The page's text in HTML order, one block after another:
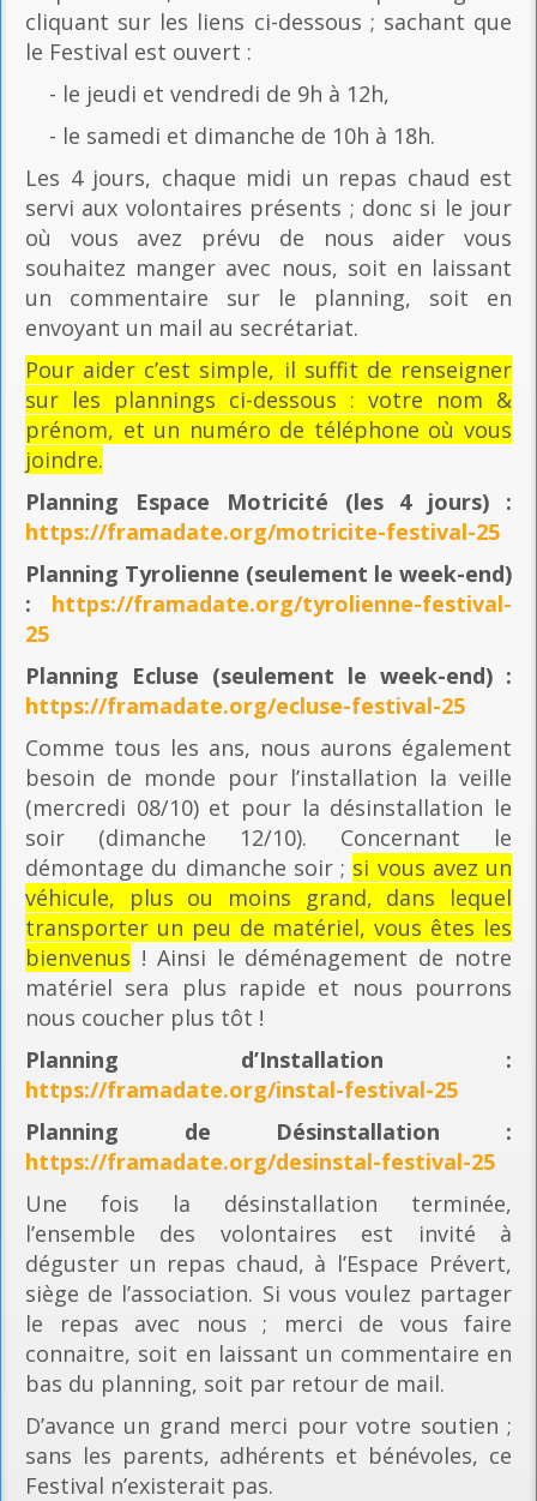
cliquant sur les liens ci-dessous ; sachant que
le Festival est ouvert :
- le jeudi et vendredi de 9h à 12h,
- le samedi et dimanche de 10h à 18h.
Les 4 jours, chaque midi un repas chaud est
servi aux volontaires présents ; donc si le jour
où vous avez prévu de nous aider vous
souhaitez manger avec nous, soit en laissant
un commentaire sur le planning, soit en
envoyant un mail au secrétariat.
Pour aider c’est simple, il suffit de renseigner
sur les plannings ci-dessous : votre nom &
prénom, et un numéro de téléphone où vous
joindre.
Planning Espace Motricité (les 4 jours) :
https://framadate.org/motricite-festival-25
Planning Tyrolienne (seulement le week-end)
: https://framadate.org/tyrolienne-festival-
25
Planning Ecluse (seulement le week-end) :
https://framadate.org/ecluse-festival-25
Comme tous les ans, nous aurons également
besoin de monde pour l’installation la veille
(mercredi 08/10) et pour la désinstallation le
soir (dimanche 12/10). Concernant le
démontage du dimanche soir ; si vous avez un
véhicule, plus ou moins grand, dans lequel
transporter un peu de matériel, vous êtes les
bienvenus ! Ainsi le déménagement de notre
matériel sera plus rapide et nous pourrons
nous coucher plus tôt !
Planning d’Installation :
https://framadate.org/instal-festival-25
Planning de Désinstallation :
https://framadate.org/desinstal-festival-25
Une fois la désinstallation terminée,
l’ensemble des volontaires est invité à
déguster un repas chaud, à l’Espace Prévert,
siège de l’association. Si vous voulez partager
le repas avec nous ; merci de vous faire
connaitre, soit en laissant un commentaire en
bas du planning, soit par retour de mail.
D’avance un grand merci pour votre soutien ;
sans les parents, adhérents et bénévoles, ce
Festival n’existerait pas.